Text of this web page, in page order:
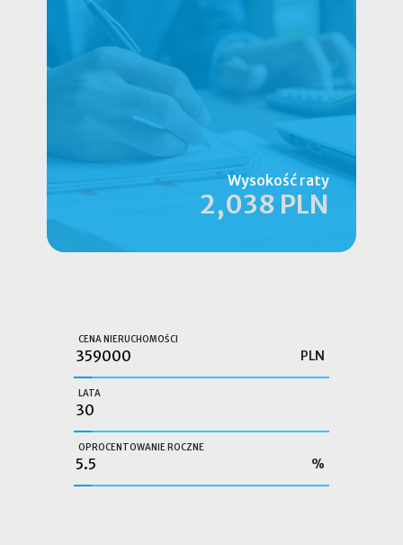
Wysokość raty
2,038 PLN
CENA NIERUCHOMOŚCI
PLN
LATA
OPROCENTOWANIE ROCZNE
%